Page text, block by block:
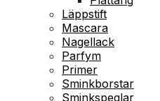
Läppstift
Mascara
Nagellack
Parfym
Primer
Sminkborstar
Sminkspeglar